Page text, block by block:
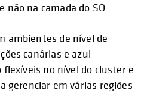
não na camada do SO
ambientes de nível de
canárias e azul-
flexíveis no nível do cluster e
gerenciar em várias regiões